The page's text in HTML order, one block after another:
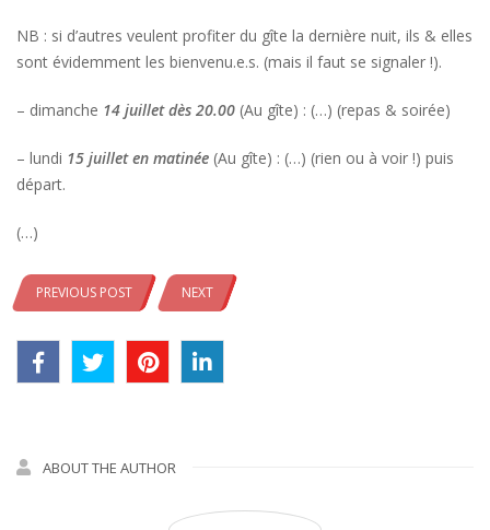
NB : si d’autres veulent profiter du gîte la dernière nuit, ils & elles
sont évidemment les bienvenu.e.s. (mais il faut se signaler !).
– dimanche 14 juillet dès 20.00 (Au gîte) : (…) (repas & soirée)
– lundi 15 juillet en matinée (Au gîte) : (…) (rien ou à voir !) puis
départ.
(…)
PREVIOUS POST NEXT
ABOUT THE AUTHOR